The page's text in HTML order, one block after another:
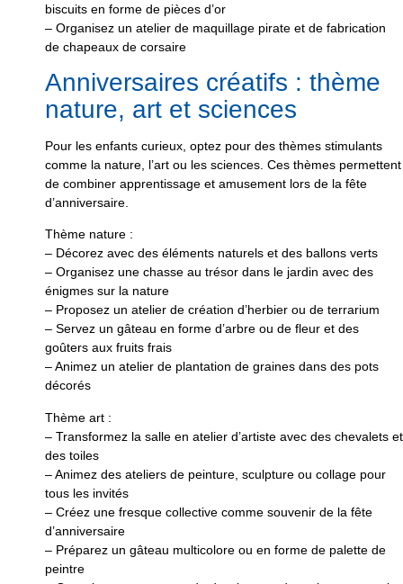
biscuits en forme de pièces d’or
– Organisez un atelier de maquillage pirate et de fabrication
de chapeaux de corsaire
Anniversaires créatifs : thème
nature, art et sciences
Pour les enfants curieux, optez pour des thèmes stimulants
comme la nature, l’art ou les sciences. Ces thèmes permettent
de combiner apprentissage et amusement lors de la fête
d’anniversaire.
Thème nature :
– Décorez avec des éléments naturels et des ballons verts
– Organisez une chasse au trésor dans le jardin avec des
énigmes sur la nature
– Proposez un atelier de création d’herbier ou de terrarium
– Servez un gâteau en forme d’arbre ou de fleur et des
goûters aux fruits frais
– Animez un atelier de plantation de graines dans des pots
décorés
Thème art :
– Transformez la salle en atelier d’artiste avec des chevalets et
des toiles
– Animez des ateliers de peinture, sculpture ou collage pour
tous les invités
– Créez une fresque collective comme souvenir de la fête
d’anniversaire
– Préparez un gâteau multicolore ou en forme de palette de
peintre